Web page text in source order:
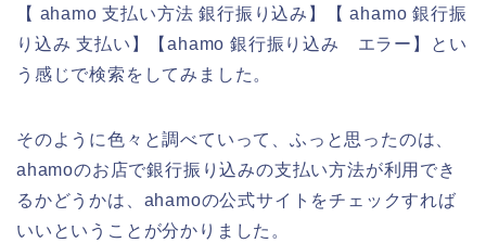
【 ahamo 支払い方法 銀行振り込み】【 ahamo 銀行振
り込み 支払い】【ahamo 銀行振り込み エラー】とい
う感じで検索をしてみました。
そのように色々と調べていって、ふっと思ったのは、
ahamoのお店で銀行振り込みの支払い方法が利用でき
るかどうかは、ahamoの公式サイトをチェックすれば
いいということが分かりました。